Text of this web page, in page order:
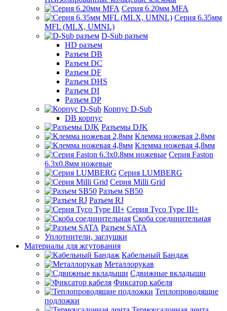
Серия 6.20мм MFA
Серия 6.35мм
MFL (MLX, UMNL)
D-Sub разъем
HD разъем
Разъем DB
Разъем DC
Разъем DF
Разъем DHS
Разъем DI
Разъем DP
Корпус D-Sub
DB корпус
Разъемы DJK
Клемма ножевая 2,8мм
Клемма ножевая 4,8мм
Серия Faston
6.3х0.8мм ножевые
Серия LUMBERG
Серия Milli Grid
Разъем SB50
Разъем RJ
Серия Tyco Type III+
Скоба соединительная
Разъем SATA
Уплотнители, заглушки
Материалы для жгутования
Кабельный Бандаж
Металлорукав
Сдвижные вкладыши
Фиксатор кабеля
Теплопроводящие
подложки